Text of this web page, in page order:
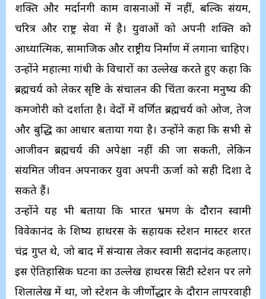
शक्ति और मर्दानगी काम वासनाओं में नहीं, बल्कि संयम,
चरित्र और राष्ट्र सेवा में है। युवाओं को अपनी शक्ति को
आध्यात्मिक, सामाजिक और राष्ट्रीय निर्माण में लगाना चाहिए।
उन्होंने महात्मा गांधी के विचारों का उल्लेख करते हुए कहा कि
ब्रह्मचर्य को लेकर सृष्टि के संचालन की चिंता करना मनुष्य की
कमजोरी को दर्शाता है। वेदों में वर्णित ब्रह्मचर्य को ओज, तेज
और बुद्धि का आधार बताया गया है। उन्होंने कहा कि सभी से
आजीवन ब्रह्मचर्य की अपेक्षा नहीं की जा सकती, लेकिन
संयमित जीवन अपनाकर युवा अपनी ऊर्जा को सही दिशा दे
सकते हैं।
उन्होंने यह भी बताया कि भारत भ्रमण के दौरान स्वामी
विवेकानंद के शिष्य हाथरस के सहायक स्टेशन मास्टर शरत
चंद्र गुप्त थे, जो बाद में संन्यास लेकर स्वामी सदानंद कहलाए।
इस ऐतिहासिक घटना का उल्लेख हाथरस सिटी स्टेशन पर लगे
शिलालेख में था, जो स्टेशन के जीर्णोद्धार के दौरान लापरवाही